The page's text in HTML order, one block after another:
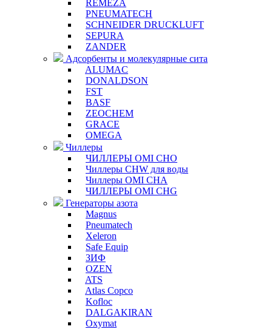
REMEZA
PNEUMATECH
SCHNEIDER DRUCKLUFT
SEPURA
ZANDER
Адсорбенты и молекулярные сита
ALUMAC
DONALDSON
FST
BASF
ZEOCHEM
GRACE
OMEGA
Чиллеры
ЧИЛЛЕРЫ OMI CHO
Чиллеры CHW для воды
Чиллеры OMI CHA
ЧИЛЛЕРЫ OMI CHG
Генераторы азота
Magnus
Pneumatech
Xeleron
Safe Equip
ЗИФ
OZEN
ATS
Atlas Copco
Kofloc
DALGAKIRAN
Oxymat